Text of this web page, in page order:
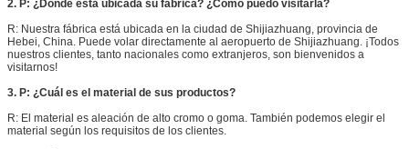
2. P: ¿Dónde está ubicada su fábrica? ¿Cómo puedo visitarla?
R: Nuestra fábrica está ubicada en la ciudad de Shijiazhuang, provincia de
Hebei, China. Puede volar directamente al aeropuerto de Shijiazhuang. ¡Todos
nuestros clientes, tanto nacionales como extranjeros, son bienvenidos a
visitarnos!
3. P: ¿Cuál es el material de sus productos?
R: El material es aleación de alto cromo o goma. También podemos elegir el
material según los requisitos de los clientes.